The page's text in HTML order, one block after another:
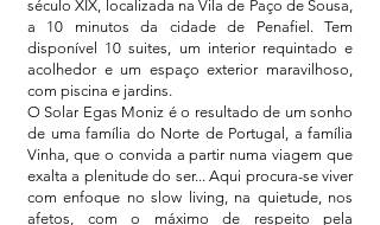
século XIX, localizada na Vila de Paço de Sousa,
a 10 minutos da cidade de Penafiel. Tem
disponível 10 suites, um interior requintado e
acolhedor e um espaço exterior maravilhoso,
com piscina e jardins.
O Solar Egas Moniz é o resultado de um sonho
de uma família do Norte de Portugal, a família
Vinha, que o convida a partir numa viagem que
exalta a plenitude do ser... Aqui procura-se viver
com enfoque no slow living, na quietude, nos
afetos, com o máximo de respeito pela